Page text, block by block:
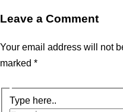
Leave a Comment
Your email address will not
marked *
Type here..